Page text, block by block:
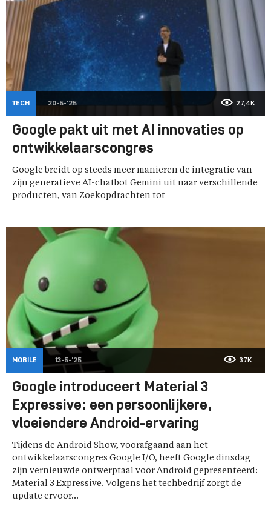
TECH 20-5-'25 27,4K
Google pakt uit met AI innovaties op
ontwikkelaarscongres
Google breidt op steeds meer manieren de integratie van
zijn generatieve AI-chatbot Gemini uit naar verschillende
producten, van Zoekopdrachten tot
MOBILE 13-5-'25 37K
Google introduceert Material 3
Expressive: een persoonlijkere,
vloeiendere Android-ervaring
Tijdens de Android Show, voorafgaand aan het
ontwikkelaarscongres Google I/O, heeft Google dinsdag
zijn vernieuwde ontwerptaal voor Android gepresenteerd:
Material 3 Expressive. Volgens het techbedrijf zorgt de
update ervoor...